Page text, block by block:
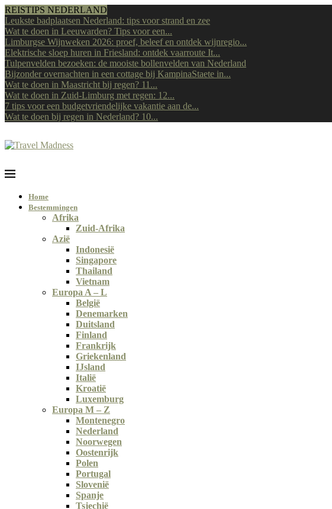
REISTIPS NEDERLAND
Leukste badplaatsen Nederland: tips voor strand en zee
Wat te doen in Leeuwarden? Tips voor een...
Limburgse Wijnweken 2026: proef, beleef en ontdek wijnregio...
Elektrische sloep huren in Friesland: ontdek vaarroute It...
Tulpenvelden bezoeken: de mooiste bollenvelden van Nederland
Bijzonder overnachten in een cottage bij KampinaStaete in...
Wat te doen in Maastricht bij regen? 11...
Wat te doen in Zuid-Limburg met regen: 12...
7 tips voor een budgetvriendelijke vakantie aan de...
Wat te doen bij regen in Nederland? 10...
Home
Bestemmingen
Afrika
Zuid-Afrika
Azië
Indonesië
Singapore
Thailand
Vietnam
Europa A – L
België
Denemarken
Duitsland
Finland
Frankrijk
Griekenland
IJsland
Italië
Kroatië
Luxemburg
Europa M – Z
Montenegro
Nederland
Noorwegen
Oostenrijk
Polen
Portugal
Slovenië
Spanje
Tsjechië